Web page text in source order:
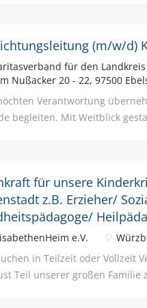
mit
7.30 Uhr bis 15.00
(m/w/d)
für den Landkreis
Nußacker 20 - 22, 97500
Verantwortung
begleiten. Mit Weitblick
Fachbereichsleitung der
Wenn wir Ihr Interesse
über https://
per E-Mail an
für unsere
z.B. Erzieher/
e.V.
in Teilzeit oder Vollzeit
Teil unserer großen